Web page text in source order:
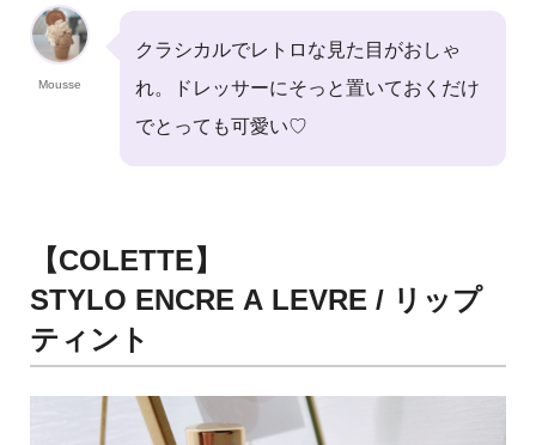
Mousse
クラシカルでレトロな見た目がおしゃ
れ。ドレッサーにそっと置いておくだけ
でとっても可愛い♡
【COLETTE】
STYLO ENCRE A LEVRE / リップ
ティント